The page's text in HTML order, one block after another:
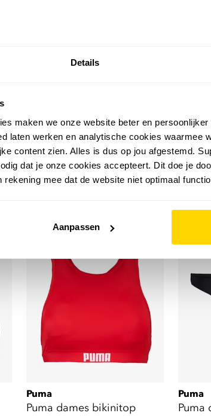
Details
maken we onze website beter en
laten werken en analytische cookies waarmee
content zien. Alles is dus op jou afgestemd.
dat je onze cookies accepteert. Dit doe je
mee dat de website niet optimaal
Aanpassen
merken
Puma
Puma dames bikinitop
Puma
Puma